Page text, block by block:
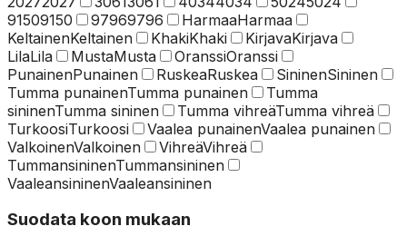
91509150 97969796 HarmaaHarmaa
KeltainenKeltainen KhakiKhaki KirjavaKirjava
LilaLila MustaMusta OranssiOranssi
PunainenPunainen RuskeaRuskea SininenSininen
Tumma punainenTumma punainen
Tumma
sininenTumma sininen Tumma vihreäTumma vihreä
TurkoosiTurkoosi Vaalea punainenVaalea punainen
ValkoinenValkoinen VihreäVihreä
TummansininenTummansininen
VaaleansininenVaaleansininen
Suodata koon mukaan